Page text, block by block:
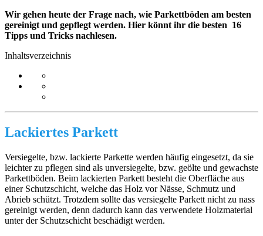
Wir gehen heute der Frage nach, wie Parkettböden am besten
gereinigt und gepflegt werden. Hier könnt ihr die besten 16
Tipps und Tricks nachlesen.
Inhaltsverzeichnis
Lackiertes Parkett
Versiegelte, bzw. lackierte Parkette werden häufig eingesetzt, da sie
leichter zu pflegen sind als unversiegelte, bzw. geölte und gewachste
Parkettböden. Beim lackierten Parkett besteht die Oberfläche aus
einer Schutzschicht, welche das Holz vor Nässe, Schmutz und
Abrieb schützt. Trotzdem sollte das versiegelte Parkett nicht zu nass
gereinigt werden, denn dadurch kann das verwendete Holzmaterial
unter der Schutzschicht beschädigt werden.